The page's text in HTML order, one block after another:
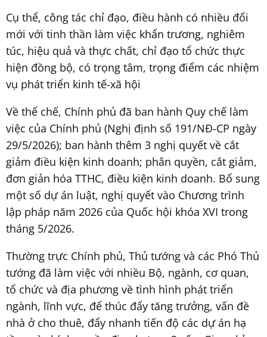
Cụ thể, công tác chỉ đạo, điều hành có nhiều đổi
mới với tinh thần làm việc khẩn trương, nghiêm
túc, hiệu quả và thực chất, chỉ đạo tổ chức thực
hiện đồng bộ, có trọng tâm, trọng điểm các nhiệm
vụ phát triển kinh tế-xã hội
Về thể chế, Chính phủ đã ban hành Quy chế làm
việc của Chính phủ (Nghị định số 191/NĐ-CP ngày
29/5/2026); ban hành thêm 3 nghị quyết về cắt
giảm điều kiện kinh doanh; phân quyền, cắt giảm,
đơn giản hóa TTHC, điều kiện kinh doanh. Bổ sung
một số dự án luật, nghị quyết vào Chương trình
lập pháp năm 2026 của Quốc hội khóa XVI trong
tháng 5/2026.
Thường trực Chính phủ, Thủ tướng và các Phó Thủ
tướng đã làm việc với nhiều Bộ, ngành, cơ quan,
tổ chức và địa phương về tình hình phát triển
ngành, lĩnh vực, để thúc đẩy tăng trưởng, vấn đề
nhà ở cho thuê, đẩy nhanh tiến độ các dự án hạ